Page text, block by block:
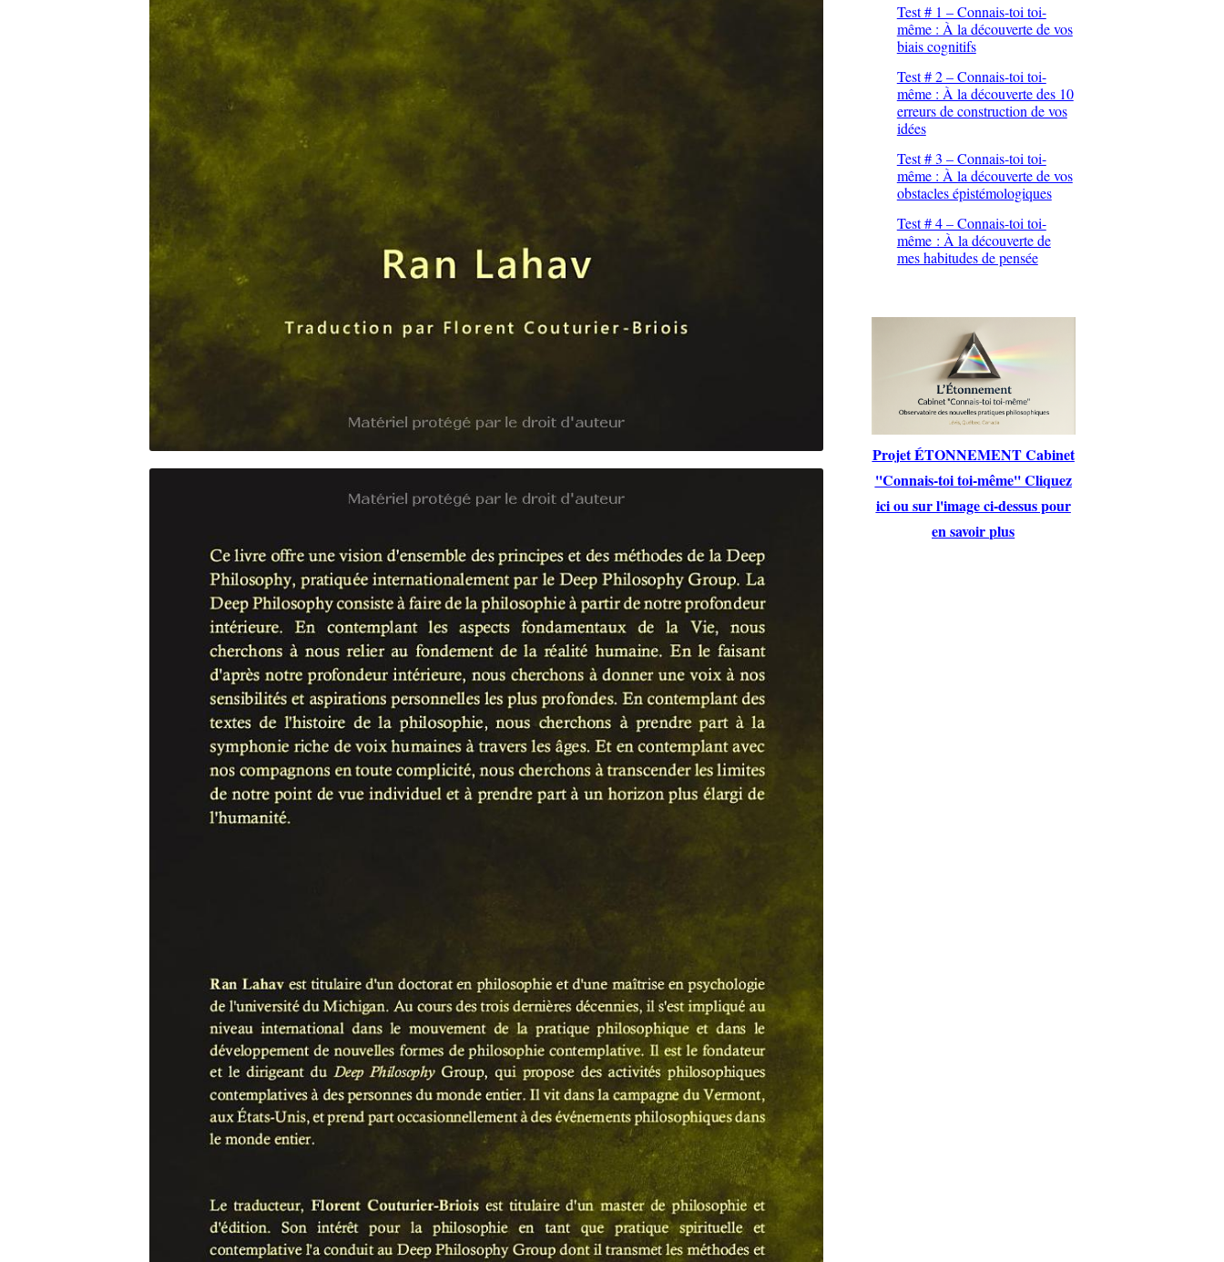
Test # 1 – Connais-toi toi-
même : À la découverte de vos
biais cognitifs
Test # 2 – Connais-toi toi-
même : À la découverte des 10
erreurs de construction de vos
idées
Test # 3 – Connais-toi toi-
même : À la découverte de vos
obstacles épistémologiques
Test # 4 – Connais-toi toi-
même : À la découverte de
mes habitudes de pensée
Projet ÉTONNEMENT Cabinet
''Connais-toi toi-même'' Cliquez
ici ou sur l'image ci-dessus pour
en savoir plus